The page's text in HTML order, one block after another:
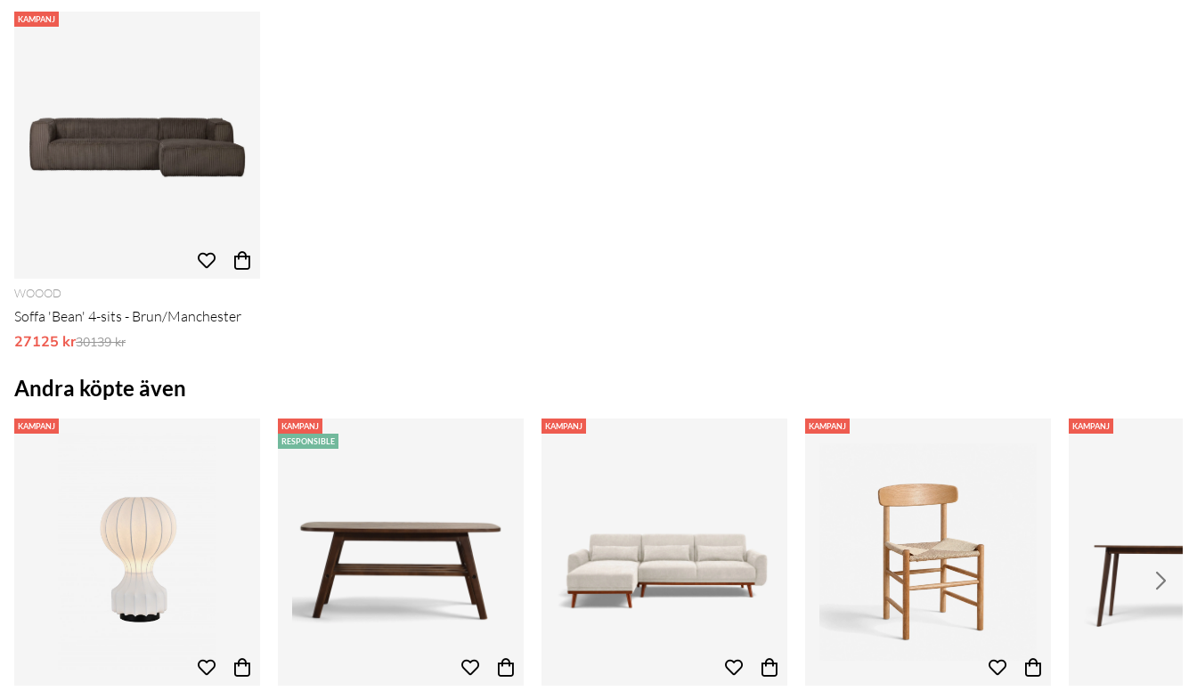
KAMPANJ
WOOOD
Soffa 'Bean' 4-sits - Brun/Manchester
27125 krOrdinarie pris:
30139 kr
Andra köpte även
KAMPANJ
KAMPANJ
RESPONSIBLE
KAMPANJ KAMPANJ KAMPANJ